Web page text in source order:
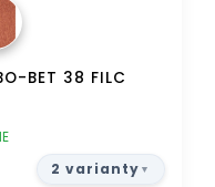
BET 38 FILC
2 varianty